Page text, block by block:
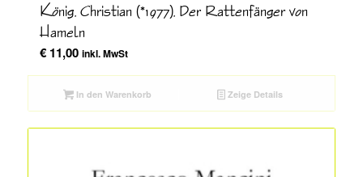
König, Christian (*1977), Der Rattenfänger von
Hameln
€11,00 inkl. MwSt
In den Warenkorb Zeige Details